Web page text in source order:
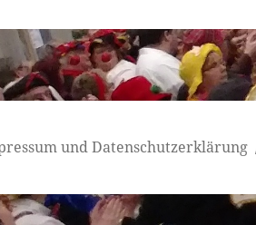
und Datenschutzerklärung